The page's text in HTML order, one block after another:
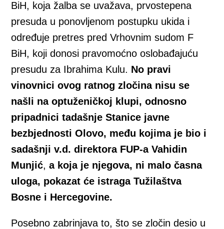
BiH, koja žalba se uvažava, prvostepena
presuda u ponovljenom postupku ukida i
određuje pretres pred Vrhovnim sudom F
BiH, koji donosi pravomoćno oslobađajuću
presudu za Ibrahima Kulu. No pravi
vinovnici ovog ratnog zločina nisu se
našli na optuženičkoj klupi, odnosno
pripadnici tadašnje Stanice javne
bezbjednosti Olovo, među kojima je bio i
sadašnji v.d. direktora FUP-a Vahidin
Munjić,a koja je njegova, ni malo časna
uloga, pokazat će istraga Tužilaštva
Bosne i Hercegovine.
Posebno zabrinjava to, što se zločin desio u